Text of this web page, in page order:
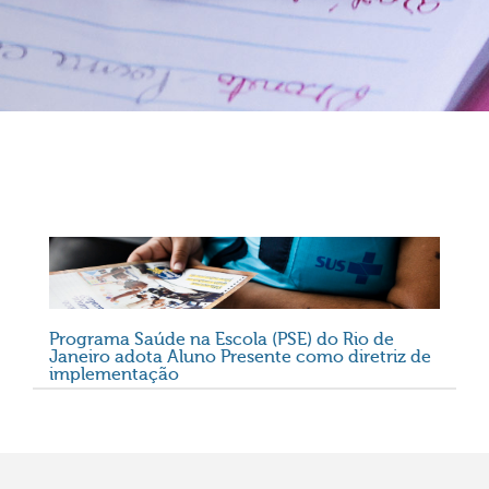
Programa Saúde na Escola (PSE) do Rio de
Janeiro adota Aluno Presente como diretriz de
implementação